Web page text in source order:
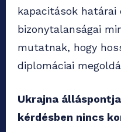
kapacitások határai
bizonytalanságai
mutatnak, hogy
diplomáciai
Ukrajna
kérdésben nincs